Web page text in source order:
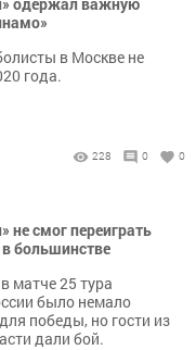
в Москве не
года.
228 0 0
не смог переиграть
большинстве
матче 25 тура
было немало
победы, но гости из
дали бой.